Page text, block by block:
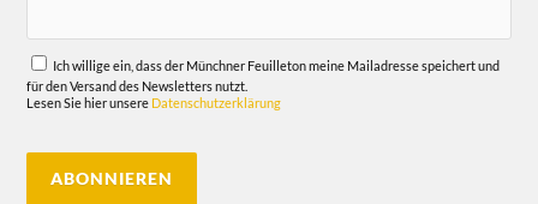
Ich willige ein, dass der Münchner Feuilleton meine Mailadresse speichert und
für den Versand des Newsletters nutzt.
Lesen Sie hier unsere Datenschutzerklärung